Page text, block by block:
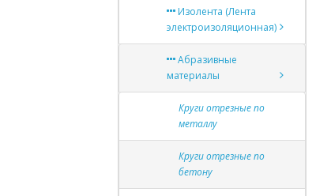
Изолента (Лента
электроизоляционная)
Абразивные
материалы
Круги отрезные по
металлу
Круги отрезные по
бетону